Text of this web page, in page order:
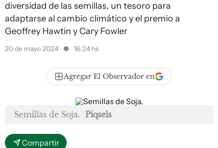
diversidad de las semillas, un tesoro para
adaptarse al cambio climático y el premio a
Geoffrey Hawtin y Cary Fowler
20 de mayo 2024 16:24 hs
Agregar El Observador en
Semillas de Soja. Piqsels
Compartir